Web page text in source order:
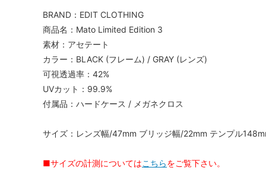
BRAND：EDIT CLOTHING
商品名：Mato Limited Edition 3
素材：アセテート
カラー：BLACK (フレーム) / GRAY (レンズ)
可視透過率：42%
UVカット：99.9%
付属品：ハードケース / メガネクロス
サイズ：レンズ幅/47mm ブリッジ幅/22mm テンプル
■サイズの計測についてはこちらをご覧下さい。